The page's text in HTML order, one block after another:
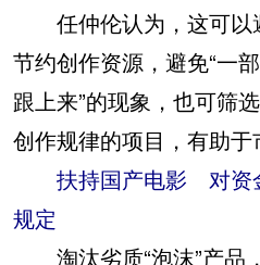
任仲伦认为，这可以
节约创作资源，避免“一
跟上来”的现象，也可筛
创作规律的项目，有助于
扶持国产电影 对资
规定
淘汰劣质“泡沫”产品